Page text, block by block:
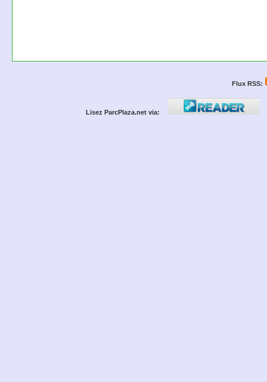
Flux RSS:
Lisez ParcPlaza.net via: